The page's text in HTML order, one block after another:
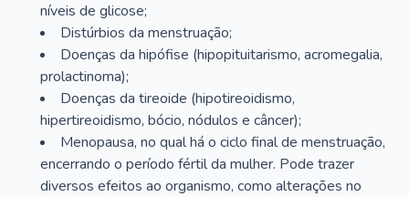
níveis de glicose;
Distúrbios da menstruação;
Doenças da hipófise (hipopituitarismo, acromegalia,
prolactinoma);
Doenças da tireoide (hipotireoidismo,
hipertireoidismo, bócio, nódulos e câncer);
Menopausa, no qual há o ciclo final de menstruação,
encerrando o período fértil da mulher. Pode trazer
diversos efeitos ao organismo, como alterações no